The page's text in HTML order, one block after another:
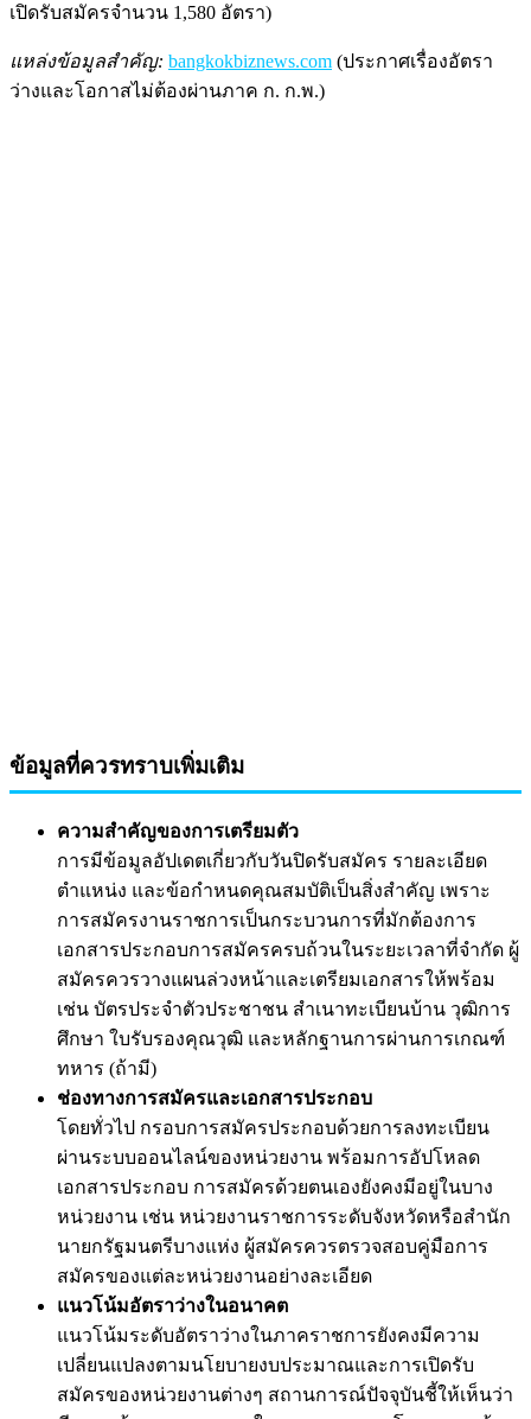
เปิดรับสมัครจำนวน 1,580 อัตรา)
แหล่งข้อมูลสำคัญ: bangkokbiznews.com (ประกาศเรื่องอัตรา
ว่างและโอกาสไม่ต้องผ่านภาค ก. ก.พ.)
ข้อมูลที่ควรทราบเพิ่มเติม
ความสำคัญของการเตรียมตัว
การมีข้อมูลอัปเดตเกี่ยวกับวันปิดรับสมัคร รายละเอียด
ตำแหน่ง และข้อกำหนดคุณสมบัติเป็นสิ่งสำคัญ เพราะ
การสมัครงานราชการเป็นกระบวนการที่มักต้องการ
เอกสารประกอบการสมัครครบถ้วนในระยะเวลาที่จำกัด ผู้
สมัครควรวางแผนล่วงหน้าและเตรียมเอกสารให้พร้อม
เช่น บัตรประจำตัวประชาชน สำเนาทะเบียนบ้าน วุฒิการ
ศึกษา ใบรับรองคุณวุฒิ และหลักฐานการผ่านการเกณฑ์
ทหาร (ถ้ามี)
ช่องทางการสมัครและเอกสารประกอบ
โดยทั่วไป กรอบการสมัครประกอบด้วยการลงทะเบียน
ผ่านระบบออนไลน์ของหน่วยงาน พร้อมการอัปโหลด
เอกสารประกอบ การสมัครด้วยตนเองยังคงมีอยู่ในบาง
หน่วยงาน เช่น หน่วยงานราชการระดับจังหวัดหรือสำนัก
นายกรัฐมนตรีบางแห่ง ผู้สมัครควรตรวจสอบคู่มือการ
สมัครของแต่ละหน่วยงานอย่างละเอียด
แนวโน้มอัตราว่างในอนาคต
แนวโน้มระดับอัตราว่างในภาคราชการยังคงมีความ
เปลี่ยนแปลงตามนโยบายงบประมาณและการเปิดรับ
สมัครของหน่วยงานต่างๆ สถานการณ์ปัจจุบันชี้ให้เห็นว่า